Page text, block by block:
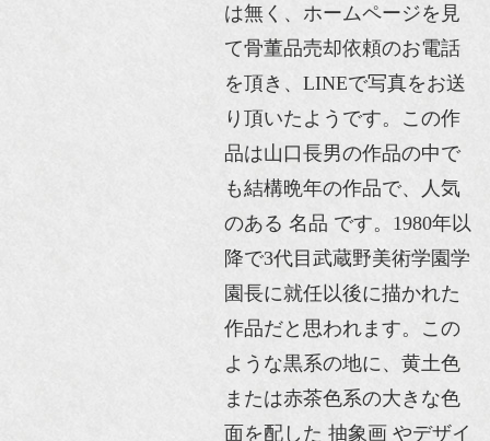
は無く、ホームページを見
て骨董品売却依頼のお電話
を頂き、LINEで写真をお送
り頂いたようです。この作
品は山口長男の作品の中で
も結構晩年の作品で、人気
のある 名品 です。1980年以
降で3代目武蔵野美術学園学
園長に就任以後に描かれた
作品だと思われます。この
ような黒系の地に、黄土色
または赤茶色系の大きな色
面を配した 抽象画 やデザイ